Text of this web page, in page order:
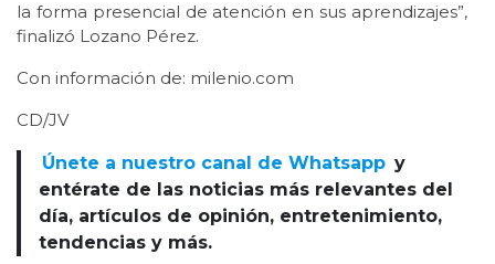
la forma presencial de atención en sus aprendizajes”,
finalizó Lozano Pérez.
Con información de: milenio.com
CD/JV
Únete a nuestro canal de Whatsapp y
entérate de las noticias más relevantes del
día, artículos de opinión, entretenimiento,
tendencias y más.